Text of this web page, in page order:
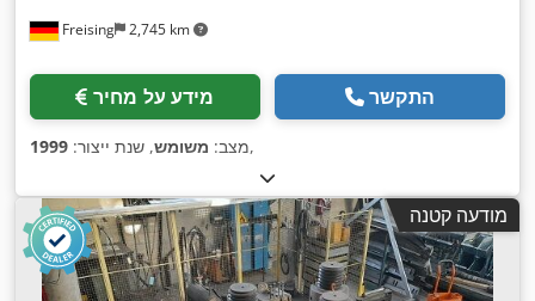
Freising 2,745 km
מידע על מחיר התקשר
מצב: משומש, שנת ייצור: 1999 ,
מודעה קטנה